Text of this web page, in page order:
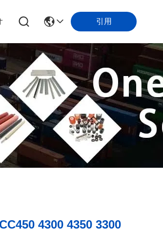
引用
4300 4350 3300